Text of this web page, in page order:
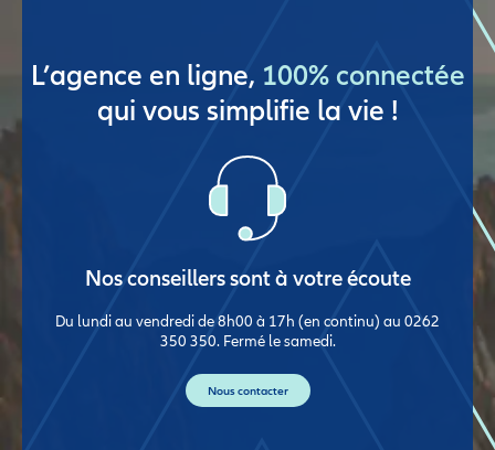
L’agence en ligne, 100% connectée
qui vous simplifie la vie !
Nos conseillers sont à votre écoute
Du lundi au vendredi de 8h00 à 17h (en continu) au 0262
350 350. Fermé le samedi.
Nous contacter